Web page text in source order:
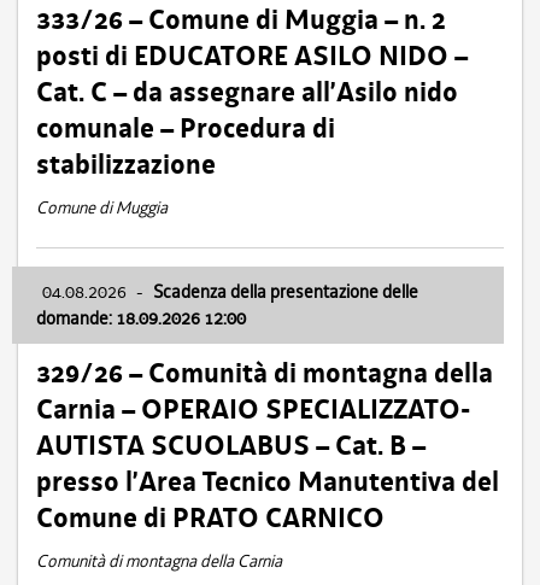
333/26 – Comune di Muggia – n. 2
posti di EDUCATORE ASILO NIDO –
Cat. C – da assegnare all’Asilo nido
comunale – Procedura di
stabilizzazione
Comune di Muggia
04.08.2026 - Scadenza della presentazione delle
domande: 18.09.2026 12:00
329/26 – Comunità di montagna della
Carnia – OPERAIO SPECIALIZZATO-
AUTISTA SCUOLABUS – Cat. B –
presso l’Area Tecnico Manutentiva del
Comune di PRATO CARNICO
Comunità di montagna della Carnia